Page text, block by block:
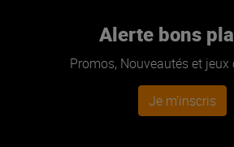
Alerte bons
Promos, Nouveautés et jeux
Je m'inscris